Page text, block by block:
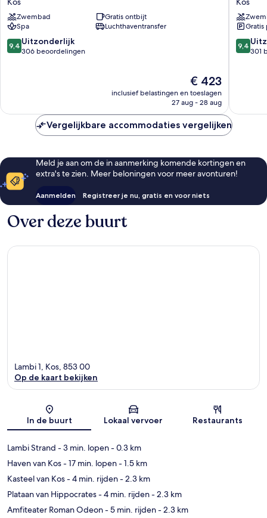
Kos
-
Adults
Only
Kos
Zwembad
Gratis ontbijt
Spa
Luchthaventransfer
9.4
van
9,4 Uitzonderlijk
306 beoordelingen
De
prijs
is
€ 423
inclusief belastingen en toeslagen
27 aug - 28 aug
Art
Hotel
KosGratis
9.4
van
9,4
301
Vergelijkbare accommodaties vergelijken
Meld je aan om de in aanmerking komende kortingen en
extra's te zien. Meer beloningen voor meer avonturen!
Aanmelden Registreer je nu, gratis en voor niets
Over deze buurt
Kaart
Lambi 1, Kos, 853 00
Op de kaart bekijken
In de buurt Lokaal vervoer Restaurants
Lambi Strand - 3 min. lopen- 0.3 km
Haven van Kos- 17 min. lopen- 1.5 km
Kasteel van Kos- 4 min. rijden- 2.3 km
Plataan van Hippocrates- 4 min. rijden- 2.3 km
Amfiteater Roman Odeon- 5 min. rijden- 2.3 km